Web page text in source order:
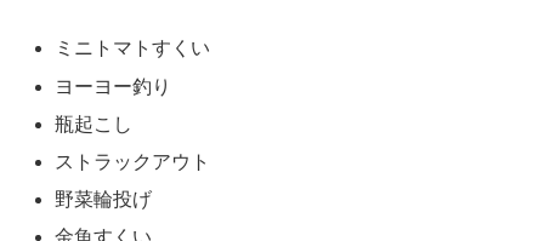
ミニトマトすくい
ヨーヨー釣り
瓶起こし
ストラックアウト
野菜輪投げ